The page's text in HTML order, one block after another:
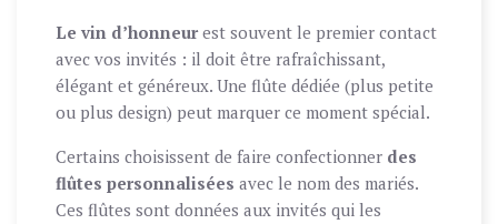
Le vin d’honneurest souvent le premier contact
avec vos invités : il doit être rafraîchissant,
élégant et généreux. Une flûte dédiée (plus petite
ou plus design) peut marquer ce moment spécial.
Certains choisissent de faire confectionner des
flûtes personnalisées avec le nom des mariés.
Ces flûtes sont données aux invités qui les